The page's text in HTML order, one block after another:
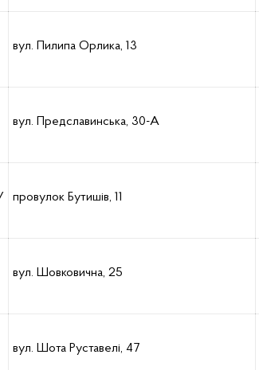
вул. Пилипа Орлика, 13
вул. Предславинська, 30-А
провулок Бутишів, 11
вул. Шовковична, 25
вул. Шота Руставелі, 47